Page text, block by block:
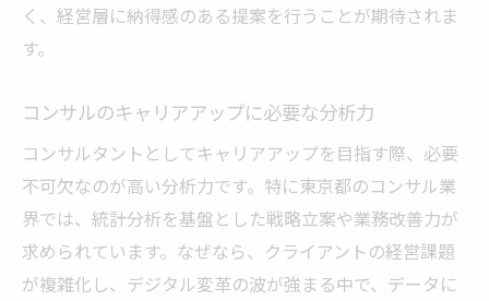
く、経営層に納得感のある提案を行うことが期待されま
す。
コンサルのキャリアアップに必要な分析力
コンサルタントとしてキャリアアップを目指す際、必要
不可欠なのが高い分析力です。特に東京都のコンサル業
界では、統計分析を基盤とした戦略立案や業務改善力が
求められています。なぜなら、クライアントの経営課題
が複雑化し、デジタル変革の波が強まる中で、データに